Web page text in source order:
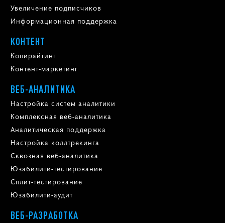
Увеличение подписчиков
Информационная поддержка
КОНТЕНТ
Копирайтинг
Контент-маркетинг
ВЕБ-АНАЛИТИКА
Настройка систем аналитики
Комплексная веб-аналитика
Аналитическая поддержка
Настройка коллтрекинга
Сквозная веб-аналитика
Юзабилити-тестирование
Сплит-тестирование
Юзабилити-аудит
ВЕБ-РАЗРАБОТКА